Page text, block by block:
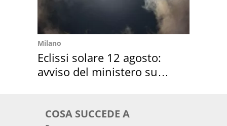
Milano
Eclissi solare 12 agosto:
avviso del ministero su